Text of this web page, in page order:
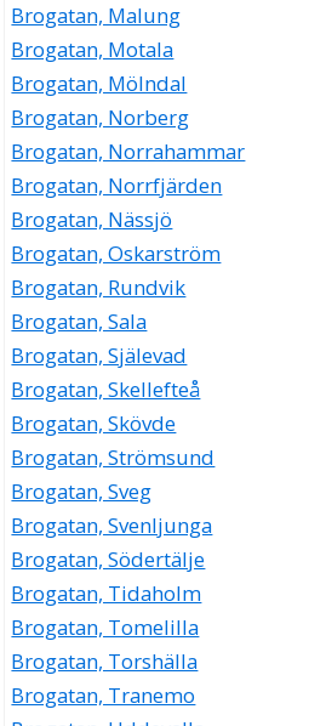
Brogatan, Malung
Brogatan, Motala
Brogatan, Mölndal
Brogatan, Norberg
Brogatan, Norrahammar
Brogatan, Norrfjärden
Brogatan, Nässjö
Brogatan, Oskarström
Brogatan, Rundvik
Brogatan, Sala
Brogatan, Själevad
Brogatan, Skellefteå
Brogatan, Skövde
Brogatan, Strömsund
Brogatan, Sveg
Brogatan, Svenljunga
Brogatan, Södertälje
Brogatan, Tidaholm
Brogatan, Tomelilla
Brogatan, Torshälla
Brogatan, Tranemo